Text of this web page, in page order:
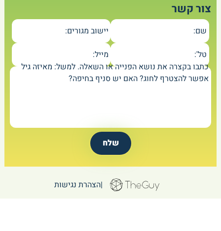
צור קשר
שם:
יישוב מגורים:
טל':
מייל:
כתבו בקצרה את נושא הפנייה או השאלה. למשל: מאיזה גיל
אפשר להצטרף לחוג? האם יש סניף בחיפה?
|הצהרת נגישות